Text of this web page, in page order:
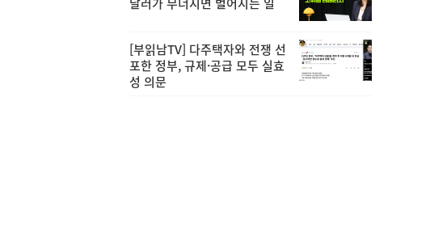
[부읽남TV] 다주택자와 전쟁 선
포한 정부, 규제·공급 모두 실효
성 의문